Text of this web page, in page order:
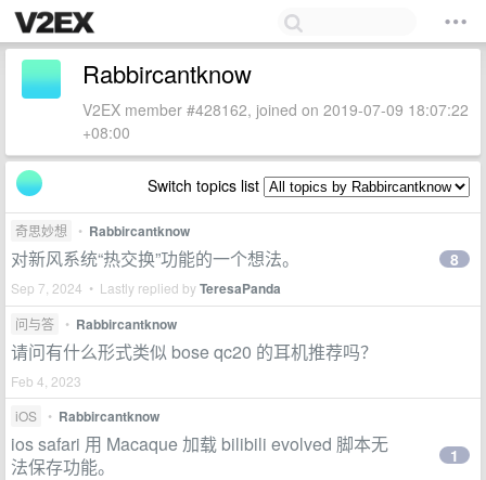
Rabbircantknow
V2EX member #428162, joined on 2019-07-09 18:07:22
+08:00
Switch topics list
奇思妙想 • Rabbircantknow
对新风系统“热交换”功能的一个想法。
Sep 7, 2024 • Lastly replied byTeresaPanda
8
问与答 • Rabbircantknow
请问有什么形式类似 bose qc20 的耳机推荐吗？
Feb 4, 2023
iOS
• Rabbircantknow
ios safari 用 Macaque 加载 bilibili evolved 脚本无
法保存功能。
1